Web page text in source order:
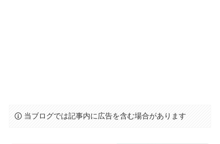
当ブログでは記事内に広告を含む場合があります